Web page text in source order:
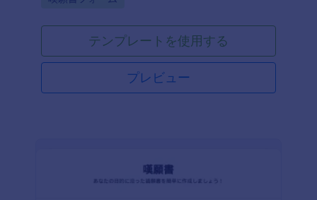
テンプレートを使用する
プレビュー